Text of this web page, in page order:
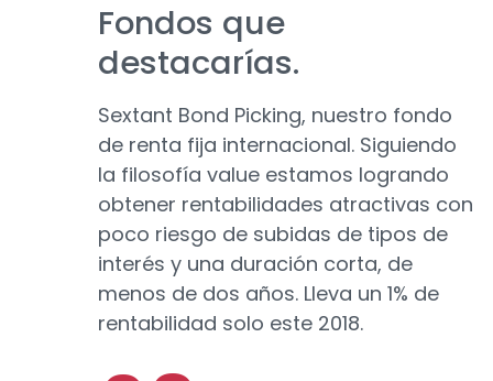
Fondos que
destacarías.
Sextant Bond Picking, nuestro fondo
de renta fija internacional. Siguiendo
la filosofía value estamos logrando
obtener rentabilidades atractivas con
poco riesgo de subidas de tipos de
interés y una duración corta, de
menos de dos años. Lleva un 1% de
rentabilidad solo este 2018.